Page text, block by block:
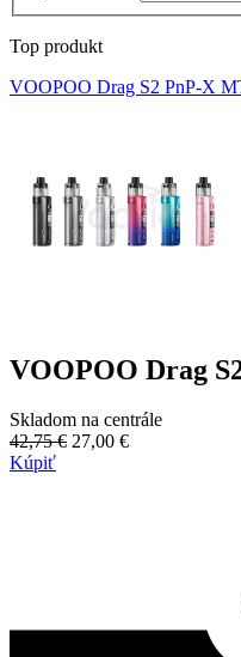
Top produkt
VOOPOO Drag S2 PnP-X
VOOPOO Drag
Skladom na centrále
42,75 € 27,00 €
Kúpiť